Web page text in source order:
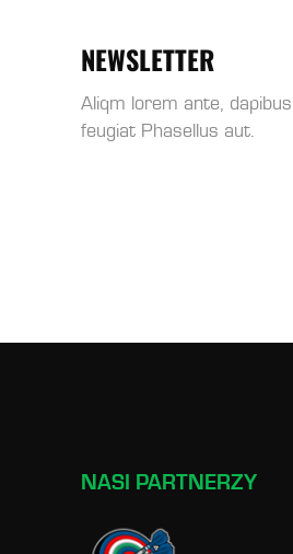
NEWSLETTER
Aliqm lorem ante,
feugiat Phasellus aut.
NASI PARTNERZY